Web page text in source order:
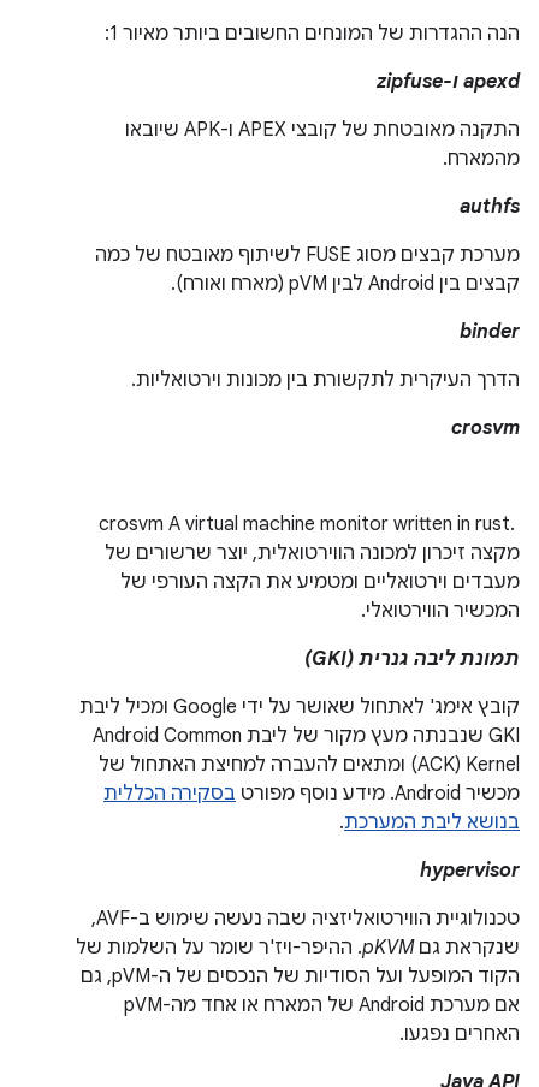
הנה ההגדרות של המונחים החשובים ביותר מאיור 1:
apexd ו-zipfuse
התקנה מאובטחת של קובצי APEX ו-APK שיובאו
מהמארח.
authfs
מערכת קבצים מסוג FUSE לשיתוף מאובטח של כמה
קבצים בין Android לבין pVM (מארח ואורח).
binder
הדרך העיקרית לתקשורת בין מכונות וירטואליות.
crosvm
A virtual machine monitor written in rust. ‎‏ crosvm
מקצה זיכרון למכונה הווירטואלית, יוצר שרשורים של
מעבדים וירטואליים ומטמיע את הקצה העורפי של
המכשיר הווירטואלי.
תמונת ליבה גנרית (GKI)
קובץ אימג' לאתחול שאושר על ידי Google ומכיל ליבת
GKI שנבנתה מעץ מקור של ליבת Android Common
Kernel‏ (ACK) ומתאים להעברה למחיצת האתחול של
מכשיר Android. מידע נוסף מפורט
בסקירה הכללית
בנושא ליבת המערכת.
hypervisor
טכנולוגיית הווירטואליזציה שבה נעשה שימוש ב-AVF,
שנקראת גםpKVM. ההיפר-ויז'ר שומר על השלמות של
הקוד המופעל ועל הסודיות של הנכסים של ה-pVM, גם
אם מערכת Android של המארח או אחד מה-pVM
האחרים נפגעו.